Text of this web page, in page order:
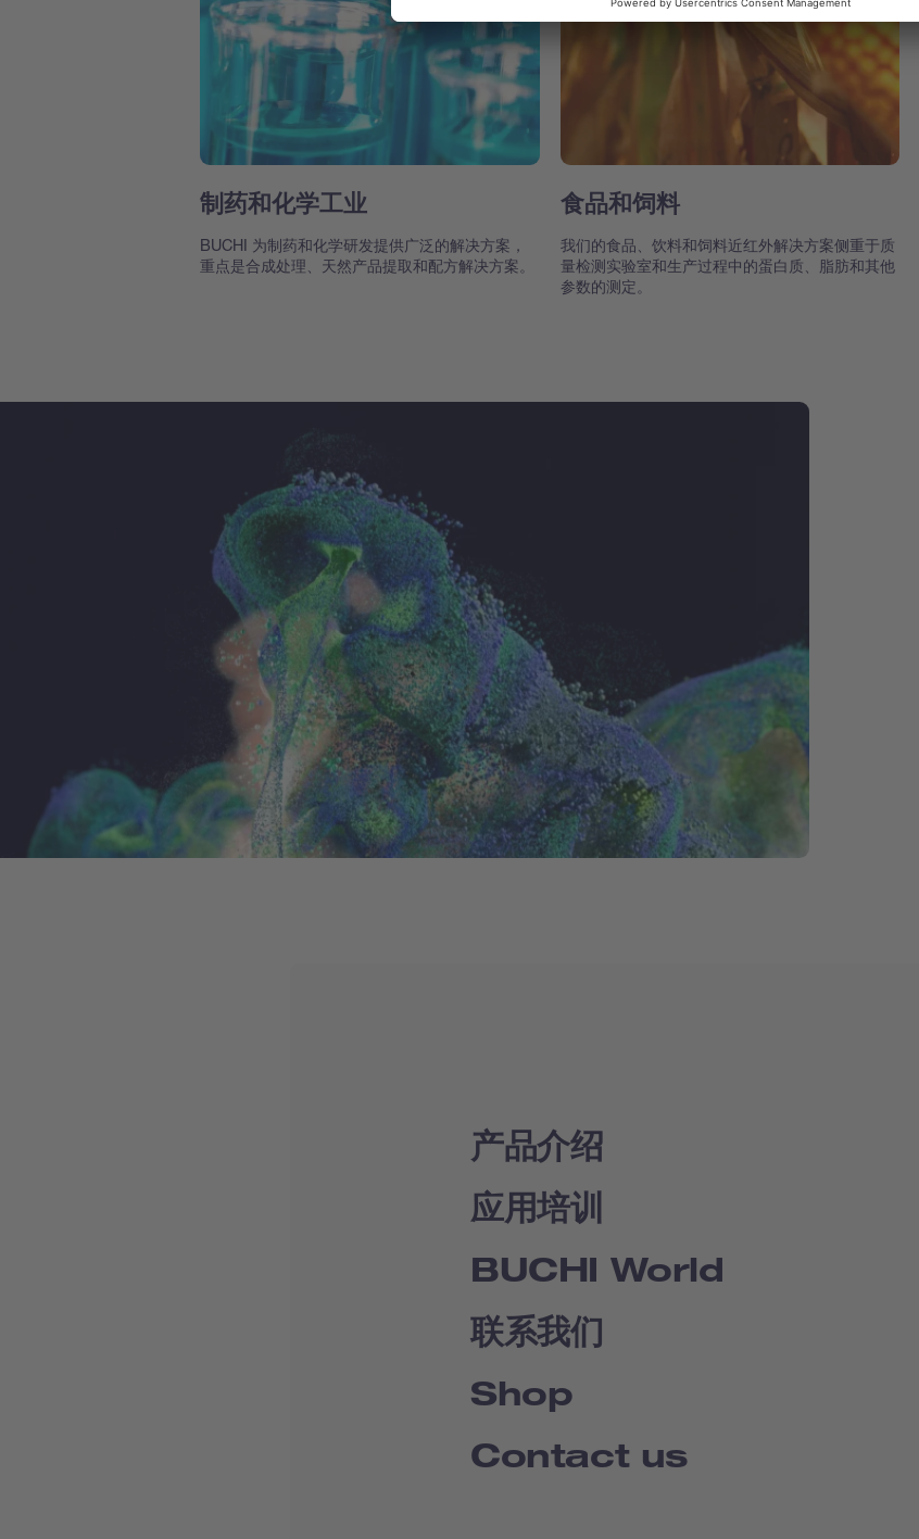
制药和化学工业
BUCHI 为制药和化学研发提供广泛的解决方案，
重点是合成处理、天然产品提取和配方解决方案。
食品和饲料
我们的食品、饮料和饲料近红外解决方案侧重于质
量检测实验室和生产过程中的蛋白质、脂肪和其他
参数的测定。
产品介绍
应用培训
BUCHI World
联系我们
Shop
Contact us